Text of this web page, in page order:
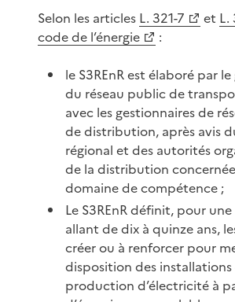
Selon les articles L. 321-7 et L.
code de l’énergie
:
le S3REnR est élaboré par
du réseau public de
avec les gestionnaires de
de distribution, après avis
régional et des autorités
de la distribution
domaine de compétence ;
Le S3REnR définit, pour
allant de dix à quinze ans,
créer ou à renforcer pour
disposition des
production d’électricité à